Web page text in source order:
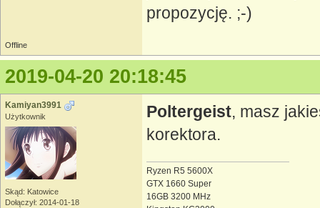
propozycję. ;-)
Offline
2019-04-20 20:18:45
Kamiyan3991
Użytkownik
Skąd: Katowice
Dołączył: 2014-01-18
Poltergeist, masz
korektora.
Ryzen R5 5600X
GTX 1660 Super
16GB 3200 MHz